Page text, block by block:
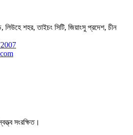
লিউহে শহর, তাইচং সিটি, জিয়াংসু প্রদেশ, চীন
সংরক্ষিত।